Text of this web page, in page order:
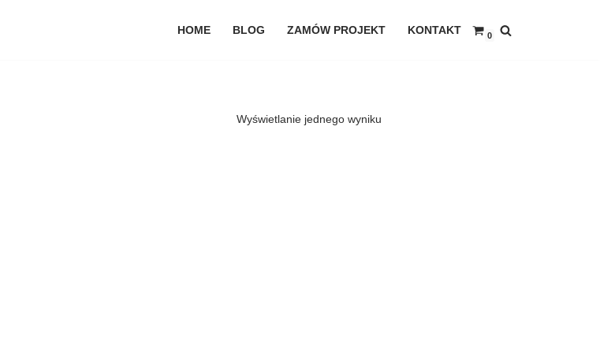
HOME BLOG ZAMÓW PROJEKT KONTAKT 0
Wyświetlanie jednego wyniku